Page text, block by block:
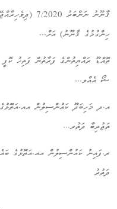
ޤާނޫނު ނަންބަރު
ހިންގުމުގެ ޤާނޫނު) އަށް...
ތޮއްޑޫ ރައްޔިތުންގެ ފަރާތުން ފަތިހު
ޝޯ އެއްވ...
އ.ދ މަހިބަދޫ ކައުންސިލުން
ތަޖުރިބާ ދަތުރ...
ރ.ފައިނު ކައުންސިލުން އއ.އަތޮޅުގެ
ދަތުރު